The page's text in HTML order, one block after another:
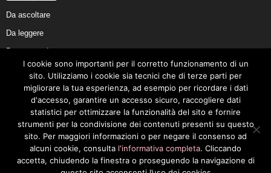
Da ascoltare
Da leggere
Da non perdere
Da conoscere
Da preservare
Da vivere
Cookie Policy
I cookie sono importanti per il corretto funzionamento di un
sito. Utilizziamo i cookie sia tecnici che di terze parti per
migliorare la tua esperienza, ad esempio per ricordare i dati
d'accesso, garantire un accesso sicuro, raccogliere dati
statistici per ottimizzare la funzionalità del sito e fornire
strumenti per la condivisione dei contenuti presenti su questo
sito. Per maggiori informazioni o per negare il consenso ad
alcuni cookie, consulta l'informativa completa. Cliccando
accetta, chiudendo la finestra o proseguendo la navigazione di